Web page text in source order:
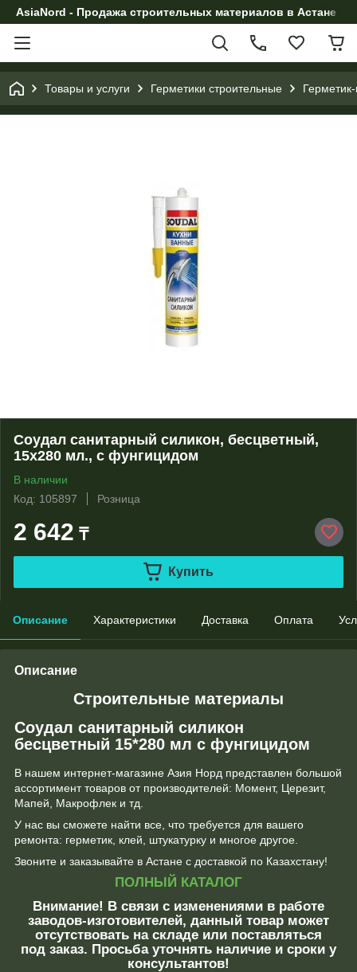
AsiaNord - Продажа строительных материалов в Астане
Товары и услуги Герметики строительные
Соудал санитарный силикон, бесцветный,
15х280 мл., с фунгицидом
В наличии
Код: 105897
Розница
2 642 ₸
Купить
Описание Характеристики Доставка Оплата
Описание
Строительные материалы
Соудал санитарный силикон
бесцветный 15*280 мл с фунгицидом
В нашем интернет-магазине Азия Норд представлен большой
ассортимент товаров от производителей: Момент, Церезит,
Мапей, Макрофлек и тд.
У нас вы сможете найти все, что требуется для вашего
ремонта: герметик, клей, штукатурку и многое другое.
Звоните и заказывайте в Астане с доставкой по Казахстану!
ПОЛНЫЙ КАТАЛОГ
Внимание! В связи с изменениями в работе
заводов-изготовителей, данный товар может
отсутствовать на складе или поставляться
под заказ. Просьба уточнять наличие и сроки у
консультантов!